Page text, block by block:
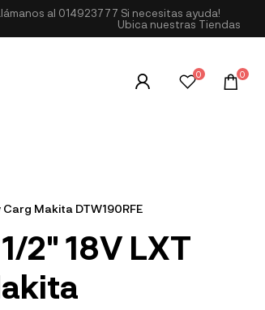
al 014923777 Si necesitas ayuda!
Ubica nuestras Tiendas
0 0
Makita DTW190RFE
2" 18V LXT